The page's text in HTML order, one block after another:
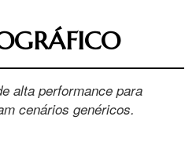
alta performance para
cenários genéricos.